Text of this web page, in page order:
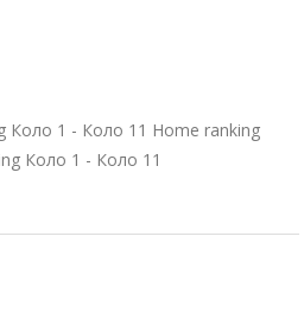
Коло 1 - Коло 11 Home ranking
Коло 1 - Коло 11